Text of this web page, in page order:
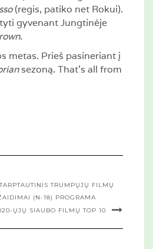
(regis, patiko net Rokui).
gyvenant Jungtinėje
.
metas. Prieš pasineriant į
sezoną. That’s all from
TRUMPŲJŲ FILMŲ
(N-18) PROGRAMA
ŲJŲ SIAUBO FILMŲ TOP 10